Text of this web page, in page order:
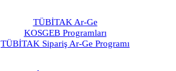
TÜBİTAK Ar-Ge
KOSGEB Programları
TÜBİTAK Sipariş Ar-Ge Programı